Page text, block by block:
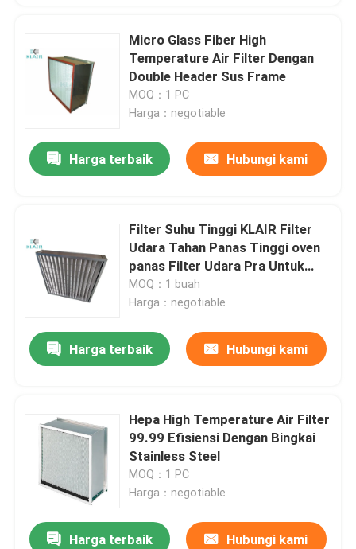
Micro Glass Fiber High
Temperature Air Filter Dengan
Double Header Sus Frame
MOQ：1 PC
Harga：negotiable
Harga terbaik Hubungi kami
Filter Suhu Tinggi KLAIR Filter
Udara Tahan Panas Tinggi oven
panas Filter Udara Pra Untuk
Max 270 ℃
MOQ：1 buah
Harga：negotiable
Harga terbaik Hubungi kami
Hepa High Temperature Air Filter
99.99 Efisiensi Dengan Bingkai
Stainless Steel
MOQ：1 PC
Harga：negotiable
Harga terbaik Hubungi kami